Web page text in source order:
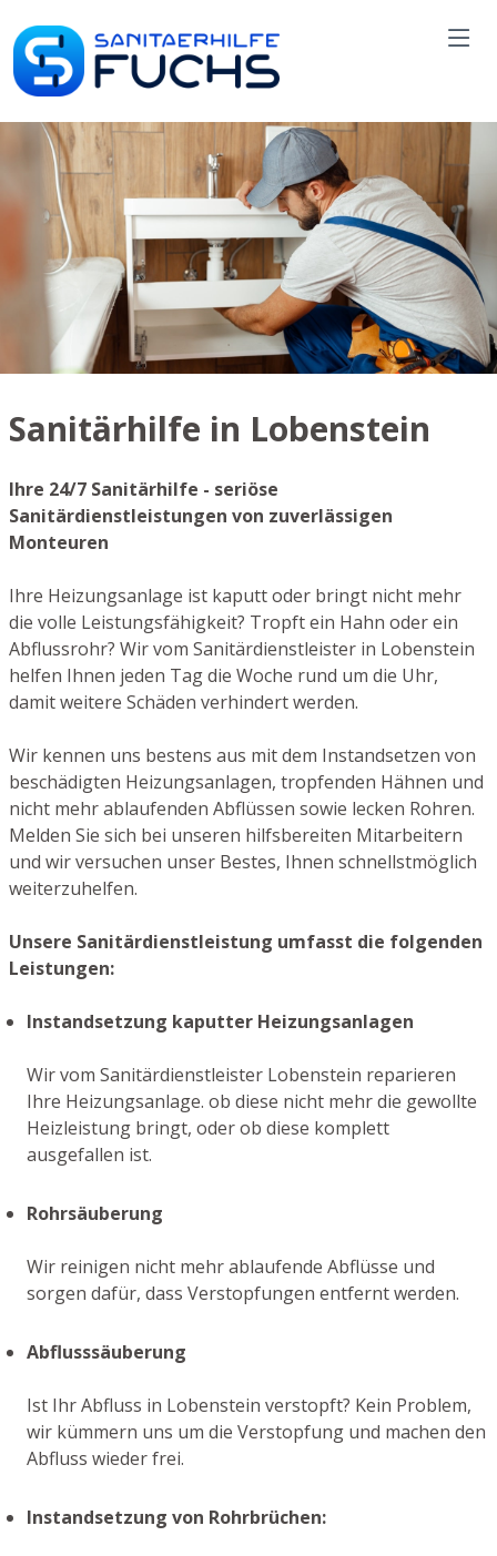
Sanitärhilfe in Lobenstein
Ihre 24/7 Sanitärhilfe - seriöse
Sanitärdienstleistungen von zuverlässigen
Monteuren
Ihre Heizungsanlage ist kaputt oder bringt nicht mehr
die volle Leistungsfähigkeit? Tropft ein Hahn oder ein
Abflussrohr? Wir vom Sanitärdienstleister in Lobenstein
helfen Ihnen jeden Tag die Woche rund um die Uhr,
damit weitere Schäden verhindert werden.
Wir kennen uns bestens aus mit dem Instandsetzen von
beschädigten Heizungsanlagen, tropfenden Hähnen und
nicht mehr ablaufenden Abflüssen sowie lecken Rohren.
Melden Sie sich bei unseren hilfsbereiten Mitarbeitern
und wir versuchen unser Bestes, Ihnen schnellstmöglich
weiterzuhelfen.
Unsere Sanitärdienstleistung umfasst die folgenden
Leistungen:
Instandsetzung kaputter Heizungsanlagen
Wir vom Sanitärdienstleister Lobenstein reparieren
Ihre Heizungsanlage. ob diese nicht mehr die gewollte
Heizleistung bringt, oder ob diese komplett
ausgefallen ist.
Rohrsäuberung
Wir reinigen nicht mehr ablaufende Abflüsse und
sorgen dafür, dass Verstopfungen entfernt werden.
Abflusssäuberung
Ist Ihr Abfluss in Lobenstein verstopft? Kein Problem,
wir kümmern uns um die Verstopfung und machen den
Abfluss wieder frei.
Instandsetzung von Rohrbrüchen: